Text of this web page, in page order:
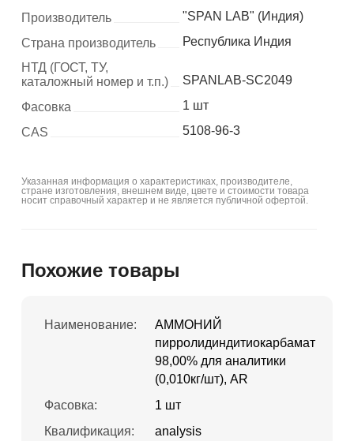
Производитель
"SPAN LAB" (Индия)
Страна производитель
Республика Индия
НТД (ГОСТ, ТУ,
каталожный номер и т.п.)
SPANLAB-SC2049
Фасовка
1 шт
CAS
5108-96-3
Указанная информация о характеристиках, производителе,
стране изготовления, внешнем виде, цвете и стоимости товара
носит справочный характер и не является публичной офертой.
Похожие товары
Наименование:
АММОНИЙ
пирролидиндитиокарбамат
98,00% для аналитики
(0,010кг/шт), AR
Фасовка:
1 шт
Квалификация:
analysis